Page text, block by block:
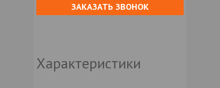
ЗАКАЗАТЬ ЗВОНОК
Характеристики